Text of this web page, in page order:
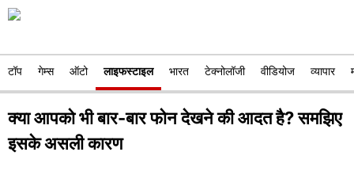
टॉप गेम्स ऑटो लाइफस्टाइल भारत टेक्नोलॉजी वीडियोज व्यापार
क्या आपको भी बार-बार फोन देखने की आदत है? समझिए
इसके असली कारण